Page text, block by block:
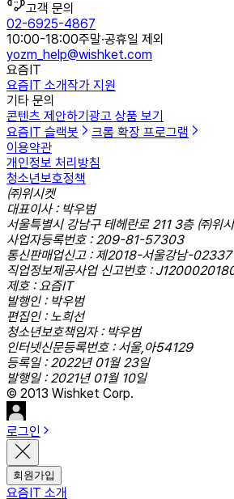
고객 문의
02-6925-4867
10:00-18:00주말·공휴일 제외
yozm_help@wishket.com
요즘IT
요즘IT 소개작가 지원
기타 문의
콘텐츠 제안하기 광고 상품 보기
요즘IT 슬랙봇
크롬 확장 프로그램
이용약관
개인정보 처리방침
청소년보호정책
㈜위시켓
대표이사 : 박우범
서울특별시 강남구 테헤란로 211 3층 ㈜위
사업자등록번호 : 209-81-57303
통신판매업신고 : 제2018-서울강남-02337
직업정보제공사업 신고번호 :
제호 : 요즘IT
발행인 : 박우범
편집인 : 노희선
청소년보호책임자 : 박우범
인터넷신문등록번호 : 서울,아54129
등록일 : 2022년 01월 23일
발행일 : 2021년 01월 10일
© 2013 Wishket Corp.
로그인
회원가입
요즘IT 소개